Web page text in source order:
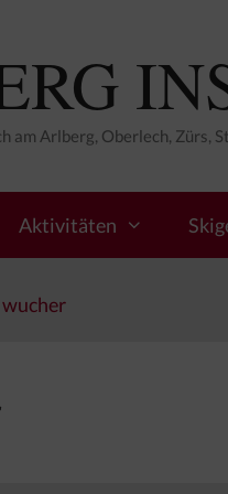
am Arlberg, Oberlech, Zürs,
Aktivitäten
wucher